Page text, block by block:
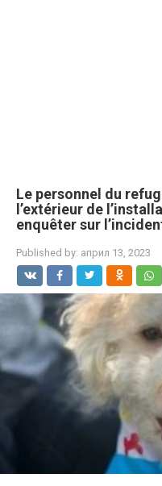
Le personnel du
l’extérieur de
enquêter sur
Published by: април 13, 2023